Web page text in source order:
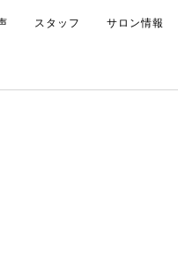
スタッフ サロン情報